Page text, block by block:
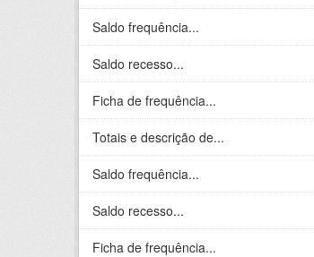
Saldo frequência...
Saldo recesso...
Ficha de frequência...
Totais e descrição de...
Saldo frequência...
Saldo recesso...
Ficha de frequência...